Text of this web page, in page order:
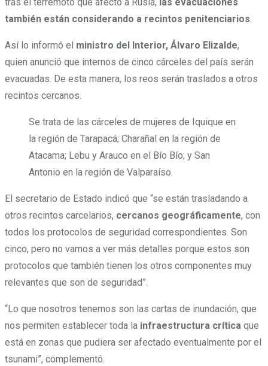
también están considerando a recintos penitenciarios
Así lo informó el ministro del Interior, Álvaro Elizalde,
quien anunció que internos de cinco cárceles del país serán
evacuadas. De esta manera, los reos serán traslados a otros
recintos cercanos.
Se trata de las cárceles de mujeres de Iquique en
la región de Tarapacá; Charañal en la región de
Atacama; Lebu y Arauco en el Bío Bío; y San
Antonio en la región de Valparaíso.
El secretario de Estado indicó que “se están trasladando a
otros recintos carcelarios, cercanos geográficamente, con
todos los protocolos de seguridad correspondientes. Son
cinco, pero no vamos a ver más detalles porque estos son
protocolos que también tienen los otros componentes muy
relevantes que son de seguridad”.
“Lo que nosotros tenemos son las cartas de inundación, que
nos permiten establecer toda la infraestructura crítica que
está en zonas que pudiera ser afectado eventualmente por el
tsunami”, complementó.